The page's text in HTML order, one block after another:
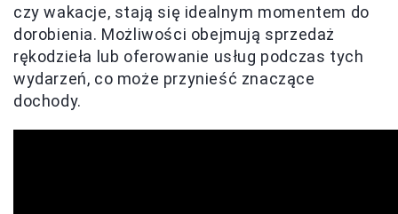
czy wakacje, stają się idealnym momentem do
dorobienia. Możliwości obejmują sprzedaż
rękodzieła lub oferowanie usług podczas tych
wydarzeń, co może przynieść znaczące
dochody.